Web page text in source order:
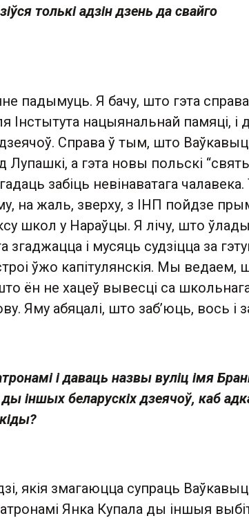
толькі адзін дзень да свайго
падымуць. Я бачу, што гэта справа
Інстытута нацыянальнай памяці, і
Справа ў тым, што
Лупашкі, а гэта новы польскі
забіць невінаватага чалавека.
на жаль, зверху, з ІНП пойдзе
школ у Нараўцы. Я лічу, што ўлады
згаджацца і мусяць судзіцца за
ўжо капітулянскія. Мы ведаем,
ён не хацеў вывесці са
Яму абяцалі, што заб’юць, вось і
і даваць назвы вуліц імя
іншых беларускіх дзеячоў, каб
якія змагаюцца супраць
Янка Купала ды іншыя